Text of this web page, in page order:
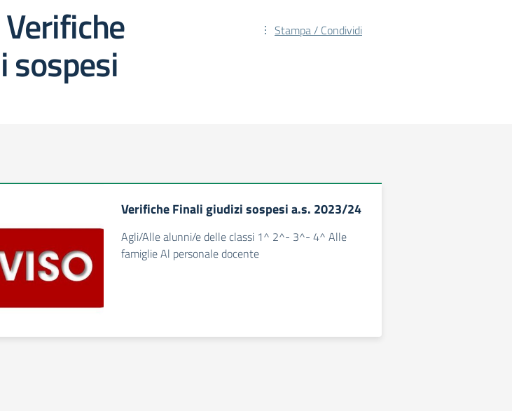
sospesi
Stampa / Condividi
Verifiche Finali giudizi sospesi a.s. 2023/24
Agli/Alle alunni/e delle classi 1^ 2^- 3^- 4^ Alle
famiglie Al personale docente